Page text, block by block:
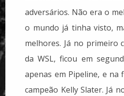
adversários. Não era o
o mundo já tinha visto,
melhores. Já no primeiro
da WSL, ficou em
apenas em Pipeline, e na
campeão Kelly Slater. Já